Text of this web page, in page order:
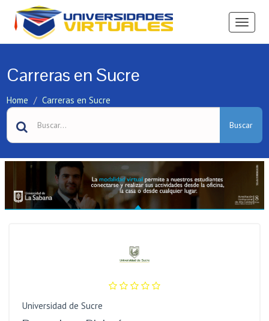
Ver
Carreras en Sucre
Home Carreras en Sucre
Buscar
Universidad de Sucre